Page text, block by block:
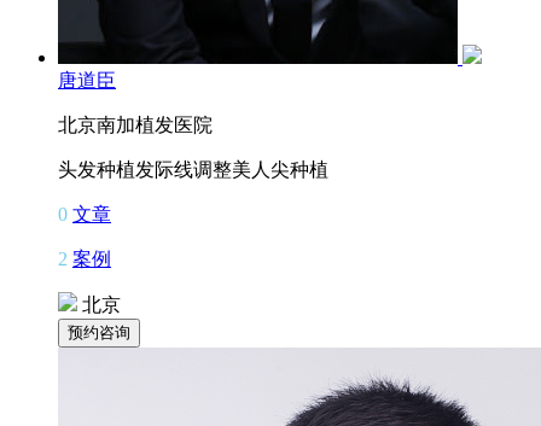
唐道臣
北京南加植发医院
头发种植发际线调整美人尖种植
0 文章
2 案例
北京